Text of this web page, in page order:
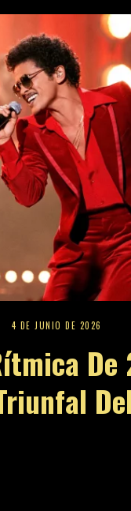
4 DE JUNIO DE 2026
De